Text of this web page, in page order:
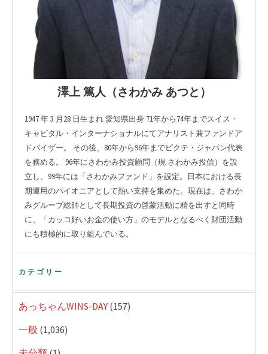
澤上 篤人（さわかみ あつと）
1947 年 3 月28 日生まれ 愛知県出身 71年から74年までスイス・
キャピタル・インターナショナルにてアナリスト兼ファンドア
ドバイザー。 その後、80年から96年までピクテ・ジャパン代表
を務める。 96年にさわかみ投資顧問（現 さわかみ投信）を設
立し、99年には「さわかみファンド」を設定。日本における長
期運用のパイオニアとして熱い支持を集めた。現在は、さわか
みグループ総帥として長期投資の啓蒙活動に精を出すと同時
に、「カッコ好いお金の使い方」のモデルとなるべく財団活動
にも積極的に取り組んでいる。
カテゴリー
あっちゃんWINS-DAY (157)
一般 (1,036)